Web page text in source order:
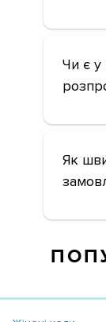
Чи є у
Як